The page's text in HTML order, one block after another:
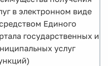
в электронном виде
Единого
государственных и
услуг